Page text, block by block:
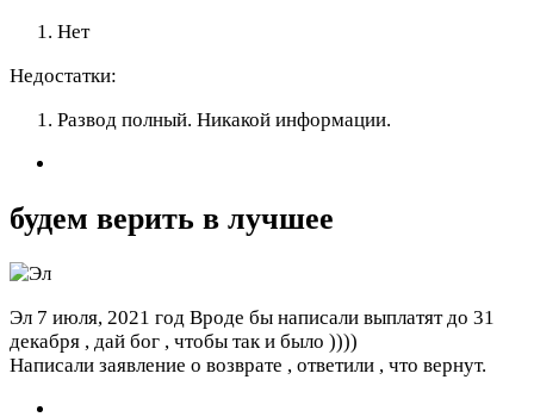
Нет
Недостатки:
Развод полный. Никакой информации.
будем верить в лучшее
Эл 7 июля, 2021 год Вроде бы написали выплатят до 31
декабря , дай бог , чтобы так и было ))))
Написали заявление о возврате , ответили , что вернут.